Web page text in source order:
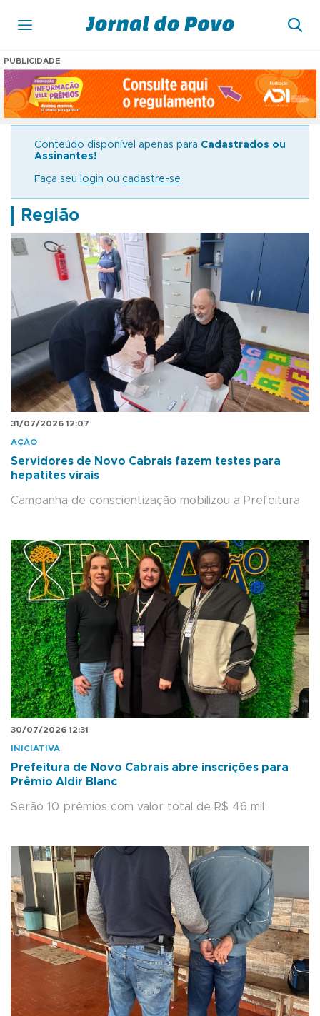
PUBLICIDADE
Conteúdo disponível apenas para Cadastrados ou
Assinantes!
Faça seu login ou cadastre-se
Região
31/07/2026 12:07
AÇÃO
Servidores de Novo Cabrais fazem testes para
hepatites virais
Campanha de conscientização mobilizou a Prefeitura
30/07/2026 12:31
INICIATIVA
Prefeitura de Novo Cabrais abre inscrições para
Prêmio Aldir Blanc
Serão 10 prêmios com valor total de R$ 46 mil